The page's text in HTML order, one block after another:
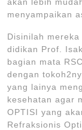
menyampaikan
Disinilah
didikan Prof.
bagian mata
dengan
yang lainya
kesehatan agar
OPTISI yang
Refraksionis